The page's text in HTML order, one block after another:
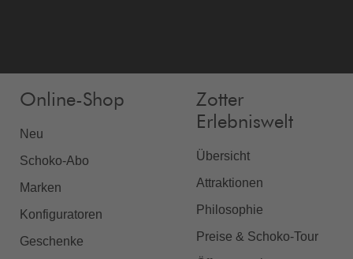
Online-Shop
Neu
Schoko-Abo
Marken
Konfiguratoren
Geschenke
Zotter
Erlebniswelt
Übersicht
Attraktionen
Philosophie
Preise & Schoko-Tour